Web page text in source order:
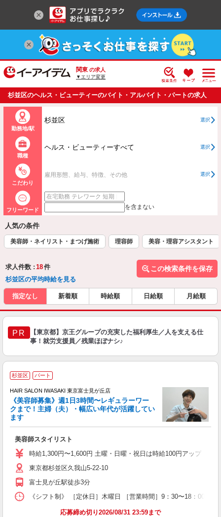
関東 の求人
▼エリア変更
杉並区のヘルス・ビューティーのバイト・アルバイト・パートの求人
情報一覧
勤務地/駅
杉並区 選択
職種
ヘルス・ビューティーすべて 選択
こだわり
雇用形態、給与、特徴、その他 選択
フリーワード を含まない
人気の条件
美容師・ネイリスト・まつげ施術 理容師 美容・理容アシスタント
求人件数 : 18件
杉並区の平均時給を見る
この検索条件を保存
指定なし 新着順 時給順 日給順 月給順
PR
【東京都】京王グループの充実した福利厚生／人を支える仕
事！就労支援員／残業ほぼナシ♪
杉並区 パート
HAIR SALON IWASAKI 東京富士見が丘店
《美容師募集》週1日3時間〜レギュラーワー
クまで！主婦（夫）・幅広い年代が活躍してい
ます
美容師スタイリスト
時給1,300円〜1,600円 土曜・日曜・祝日は時給100円アップ ※資
東京都杉並区久我山5-22-10
富士見が丘駅徒歩3分
《シフト制》 ［定休日］木曜日 ［営業時間］9：30〜18：00
応募締め切り2026/08/31 23:59まで